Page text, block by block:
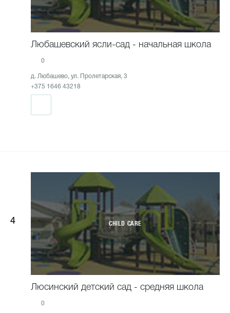
Любашевский ясли-сад - начальная школа
0
д. Любашево, ул. Пролетарская, 3
+375 1646 43218
4 CHILD CARE
Люсинский детский сад - средняя школа
0